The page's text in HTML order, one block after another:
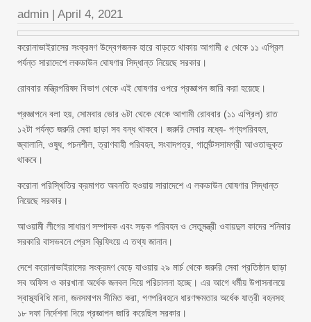
admin | April 4, 2021
করোনাভাইরাসের সংক্রমণ উদ্বেগজনক হারে বাড়তে থাকায় আগামী ৫ থেকে ১১ এপ্রিল
পর্যন্ত সারাদেশে লকডাউন ঘোষণার সিদ্ধান্ত নিয়েছে সরকার।
রোববার মন্ত্রিপরিষদ বিভাগ থেকে এই ঘোষণার ওপরে প্রজ্ঞাপন জারি করা হয়েছে।
প্রজ্ঞাপনে বলা হয়, সোমবার ভোর ৬টা থেকে থেকে আগামী রোববার (১১ এপ্রিল) রাত
১২টা পর্যন্ত জরুরি সেবা ছাড়া সব বন্ধ থাকবে। জরুরি সেবার মধ্যে- পণ্যপরিবহন,
জ্বালানি, ওষুধ, পচনশীল, ত্রাণবাহী পরিবহন, সংবাদপত্র, গার্মেন্টসসামগ্রী আওতাভুক্ত
থাকবে।
করোনা পরিস্থিতির ক্রমাগত অবনতি হওয়ায় সারাদেশে এ লকডাউন ঘোষণার সিদ্ধান্ত
নিয়েছে সরকার।
আওয়ামী লীগের সাধারণ সম্পাদক এবং সড়ক পরিবহন ও সেতুমন্ত্রী ওবায়দুল কাদের শনিবার
সরকারি বাসভবনে প্রেস ব্রিফিংয়ে এ তথ্য জানান।
দেশে করোনাভাইরাসের সংক্রমণ বেড়ে যাওয়ায় ২৯ মার্চ থেকে জরুরি সেবা প্রতিষ্ঠান ছাড়া
সব অফিস ও কারখানা অর্ধেক জনবল দিয়ে পরিচালনা হচ্ছে। এর আগে ধর্মীয় উপাসনালয়ে
স্বাস্থ্যবিধি মানা, জনসমাগম সীমিত করা, গণপরিবহনে ধারণক্ষমতার অর্ধেক যাত্রী বহনসহ
১৮ দফা নির্দেশনা দিয়ে প্রজ্ঞাপন জারি করেছিল সরকার।